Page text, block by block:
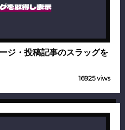
を取得し表示
ジ・投稿記事のスラッグを
16925 viws